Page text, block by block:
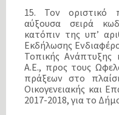
15. Τον οριστικό
αύξουσα σειρά
κατόπιν της υπ’
Εκδήλωσης
Τοπικής Ανάπτυξης
Α.Ε., προς τους
πράξεων στο
Οικογενειακής και
2017-2018, για το